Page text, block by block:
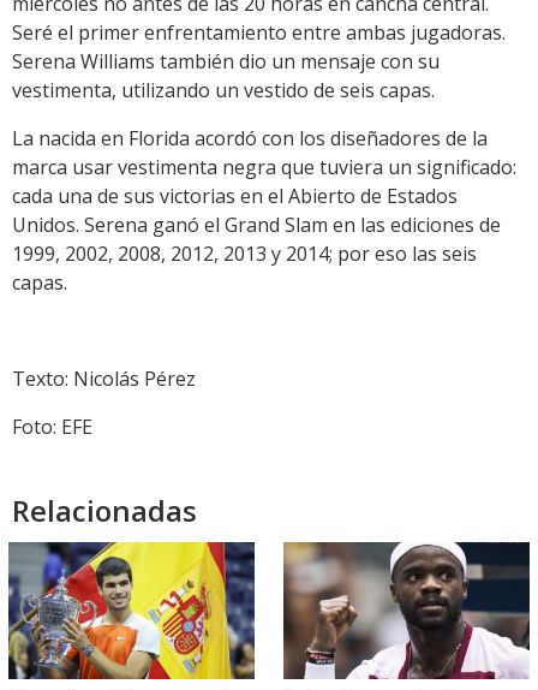
Seré el primer enfrentamiento entre ambas jugadoras.
Serena Williams también dio un mensaje con su
vestimenta, utilizando un vestido de seis capas.
La nacida en Florida acordó con los diseñadores de la
marca usar vestimenta negra que tuviera un significado:
cada una de sus victorias en el Abierto de Estados
Unidos. Serena ganó el Grand Slam en las ediciones de
1999, 2002, 2008, 2012, 2013 y 2014; por eso las seis
capas.
Texto: Nicolás Pérez
Foto: EFE
Relacionadas